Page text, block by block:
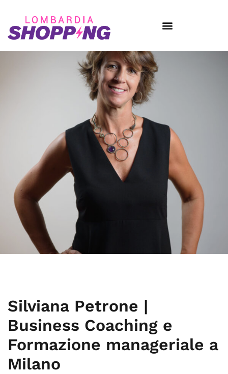
Silviana Petrone |
Business Coaching e
Formazione manageriale a
Milano